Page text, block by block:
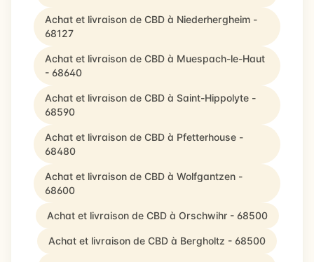
Achat et livraison de CBD à Niederhergheim -
68127
Achat et livraison de CBD à Muespach-le-Haut
- 68640
Achat et livraison de CBD à Saint-Hippolyte -
68590
Achat et livraison de CBD à Pfetterhouse -
68480
Achat et livraison de CBD à Wolfgantzen -
68600
Achat et livraison de CBD à Orschwihr - 68500
Achat et livraison de CBD à Bergholtz - 68500